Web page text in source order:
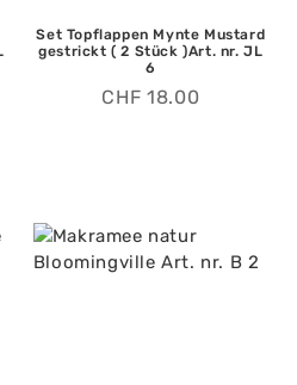
Set Topflappen Mynte Mustard
gestrickt ( 2 Stück )Art. nr. JL
6
CHF 18.00